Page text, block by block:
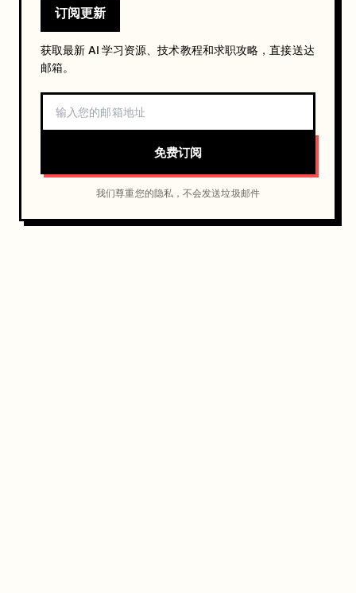
订阅更新
获取最新 AI 学习资源、技术教程和求职攻略，直接送达
邮箱。
免费订阅
我们尊重您的隐私，不会发送垃圾邮件